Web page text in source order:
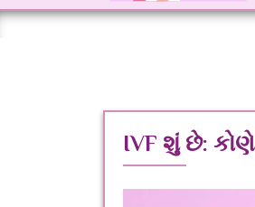
IVF શું છે: